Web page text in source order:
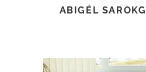
ABIGÉL